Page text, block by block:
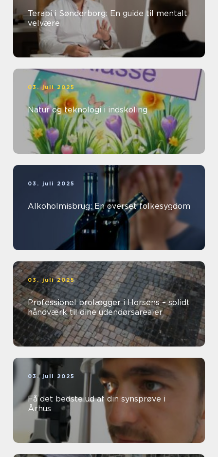
Terapi i Sønderborg: En guide til mentalt
velvære
03. juli 2025
Natur og teknologi i indskoling
03. juli 2025
Alkoholmisbrug: En overset folkesygdom
03. juli 2025
Professionel brolægger i Horsens – solidt
håndværk til dine udendørsarealer
03. juli 2025
Få det bedste ud af din synsprøve i
Århus